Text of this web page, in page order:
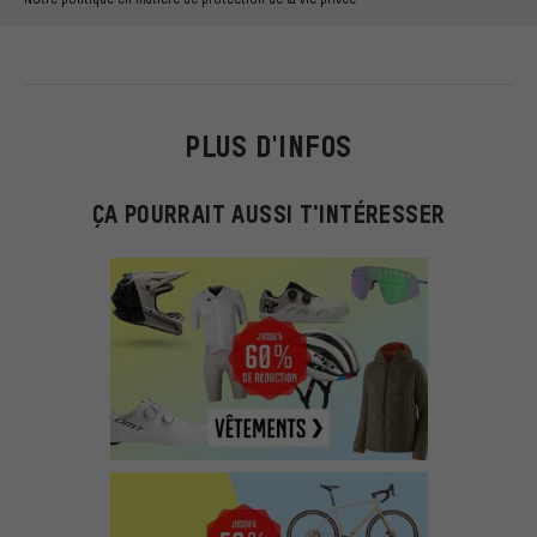
PLUS D'INFOS
ÇA POURRAIT AUSSI T'INTÉRESSER